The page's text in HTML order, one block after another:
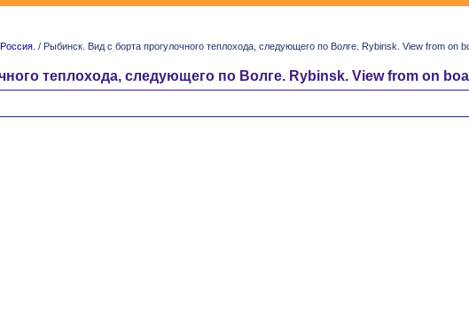
Россия. / Рыбинск. Вид с борта прогулочного теплохода, следующего по Волге. Rybinsk. View from on
теплохода, следующего по Волге. Rybinsk. View from on